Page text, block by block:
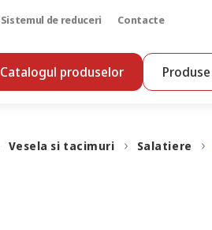
Sistemul de reduceri Contacte
Catalogul produselor
Vesela si tacimuri Salatiere